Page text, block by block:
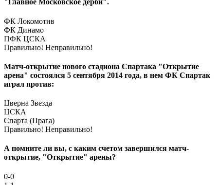
"Главное Московское дерби".
ФК Локомотив
ФК Динамо
ПФК ЦСКА
Правильно! Неправильно!
Матч-открытие нового стадиона Спартака "Открытие
арена" состоялся 5 сентября 2014 года, в нем ФК Спартак
играл против:
Цверна Звезда
ЦСКА
Спарта (Прага)
Правильно! Неправильно!
А помните ли вы, с каким счетом завершился матч-
открытие, "Открытие" арены?
0-0